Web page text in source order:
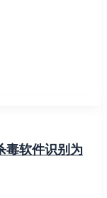
软件识别为